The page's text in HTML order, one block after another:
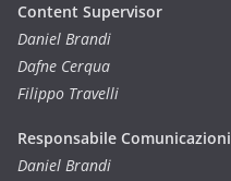
Content Supervisor
Daniel Brandi
Dafne Cerqua
Filippo Travelli
Responsabile Comunicazioni
Daniel Brandi